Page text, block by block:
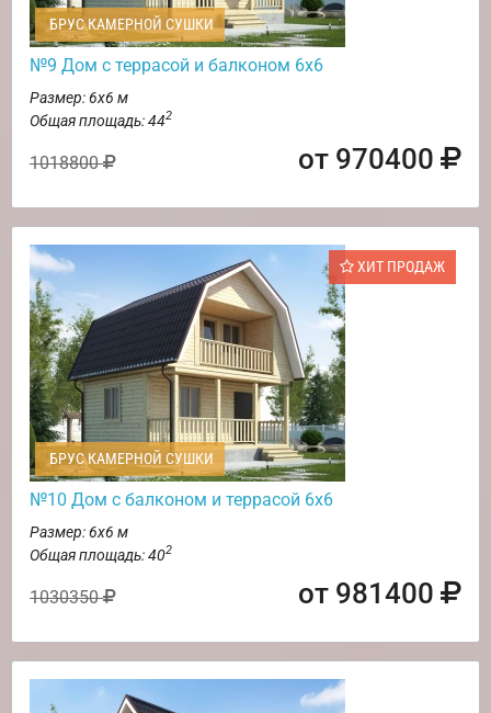
БРУС КАМЕРНОЙ СУШКИ
№9 Дом с террасой и балконом 6х6
Размер: 6х6 м
Общая площадь: 442
1018800 от 970400
ХИТ ПРОДАЖ
БРУС КАМЕРНОЙ СУШКИ
№10 Дом с балконом и террасой 6х6
Размер: 6х6 м
Общая площадь: 402
1030350 от 981400